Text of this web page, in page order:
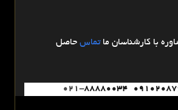
با کارشناسان ماتماس حاصل
88880034